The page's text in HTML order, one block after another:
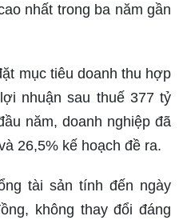
nhất trong ba năm gần
mục tiêu doanh thu hợp
nhuận sau thuế 377 tỷ
năm, doanh nghiệp đã
26,5% kế hoạch đề ra.
tài sản tính đến ngày
không thay đổi đáng